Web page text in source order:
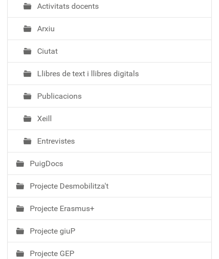
Activitats docents
Arxiu
Ciutat
Llibres de text i llibres digitals
Publicacions
Xeill
Entrevistes
PuigDocs
Projecte Desmobilitza't
Projecte Erasmus+
Projecte giuP
Projecte GEP